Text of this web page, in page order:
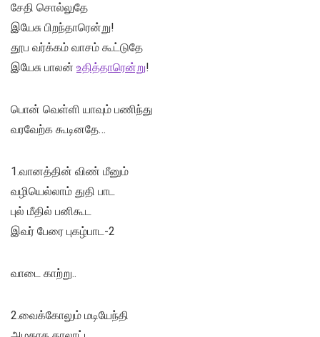
சேதி சொல்லுதே
இயேசு பிறந்தாரென்று!
தூப வர்க்கம் வாசம் கூட்டுதே
இயேசு பாலன் உதித்தாரென்று!
பொன் வெள்ளி யாவும் பணிந்து
வரவேற்க கூடினதே…
1.வானத்தின் விண் மீனும்
வழியெல்லாம் துதி பாட
புல் மீதில் பனிகூட
இவர் பேரை புகழ்பாட-2
வாடை காற்று..
2.வைக்கோலும் மடியேந்தி